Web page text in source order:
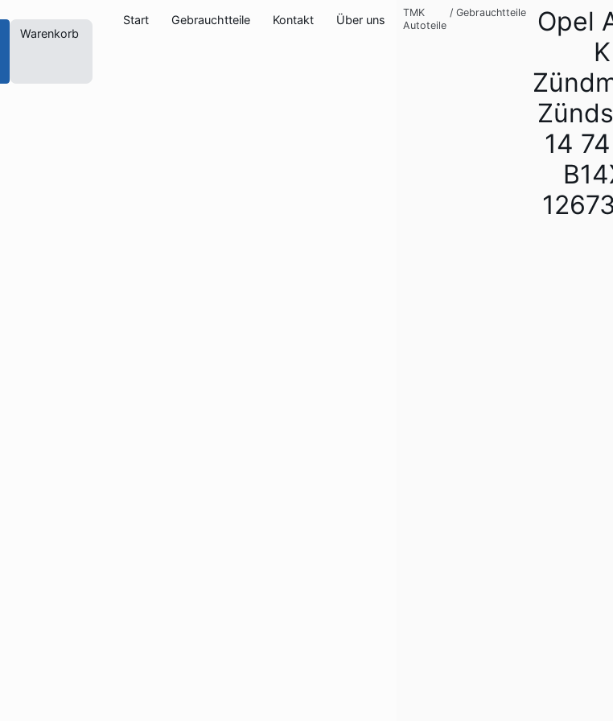
Warenkorb
Start Gebrauchtteile Kontakt Über uns
TMK
Autoteile
/ Gebrauchtteile
Opel
K
14